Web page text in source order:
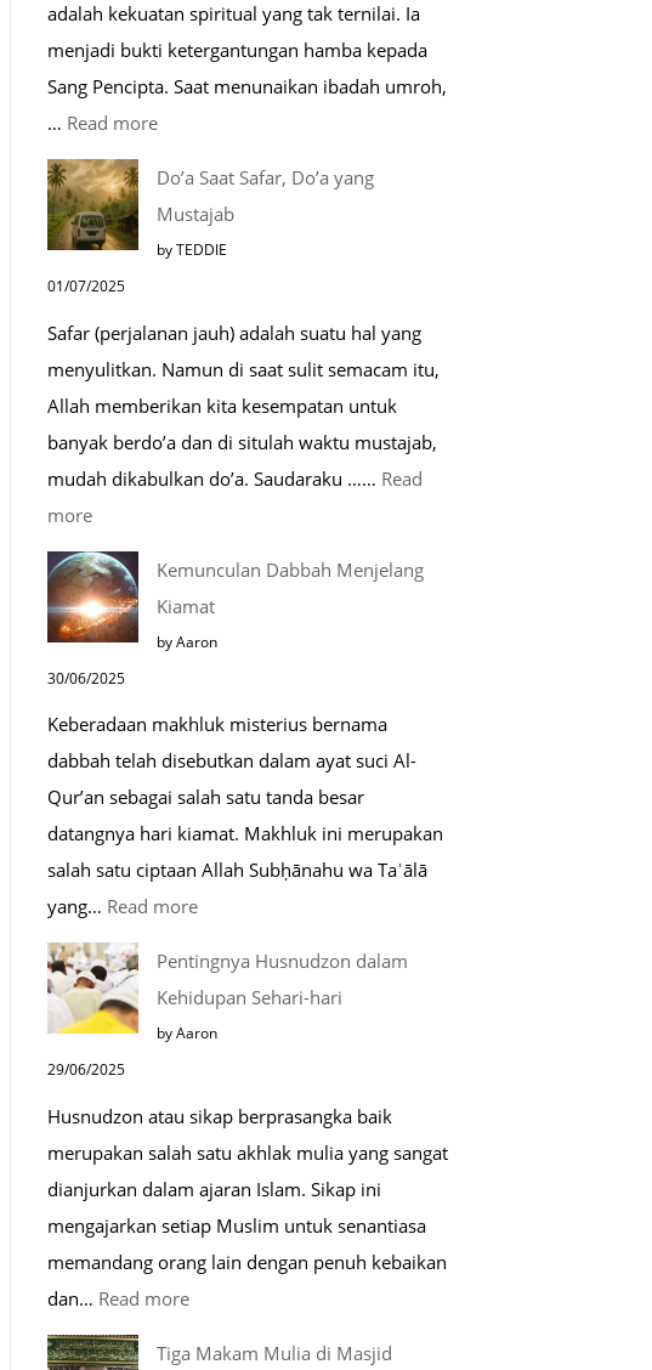
Dengan
Kereta
Cepat
adalah kekuatan spiritual yang tak ternilai. Ia
menjadi bukti ketergantungan hamba kepada
Sang Pencipta. Saat menunaikan ibadah umroh,
… Read more:
Mustajab
Saat
Umroh
Do’a Saat Safar, Do’a yang
Mustajab
by TEDDIE
01/07/2025
Safar (perjalanan jauh) adalah suatu hal yang
menyulitkan. Namun di saat sulit semacam itu,
Allah memberikan kita kesempatan untuk
banyak berdo’a dan di situlah waktu mustajab,
mudah dikabulkan do’a. Saudaraku …… Read
more:
Do’a
Saat
Safar,
Mustajab
Kemunculan Dabbah Menjelang
Kiamat
by Aaron
30/06/2025
Keberadaan makhluk misterius bernama
dabbah telah disebutkan dalam ayat suci Al-
Qur’an sebagai salah satu tanda besar
datangnya hari kiamat. Makhluk ini merupakan
salah satu ciptaan Allah Subḥānahu wa Taʿālā
yang… Read more:
Dabbah
Menjelang
Pentingnya Husnudzon dalam
Kehidupan Sehari-hari
by Aaron
29/06/2025
Husnudzon atau sikap berprasangka baik
merupakan salah satu akhlak mulia yang sangat
dianjurkan dalam ajaran Islam. Sikap ini
mengajarkan setiap Muslim untuk senantiasa
memandang orang lain dengan penuh kebaikan
dan… Read more:
Tiga Makam Mulia di Masjid